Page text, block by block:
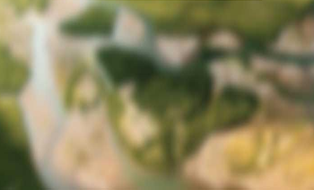
Canada